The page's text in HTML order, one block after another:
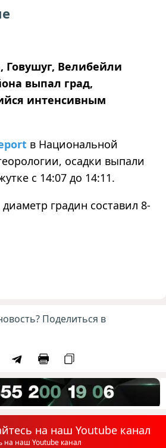
Говушуг, Велибейли
выпал град,
интенсивным
в Национальной
осадки выпали
с 14:07 до 14:11.
градин составил 8-
Поделиться в
на наш Youtube канал
на наш Youtube канал